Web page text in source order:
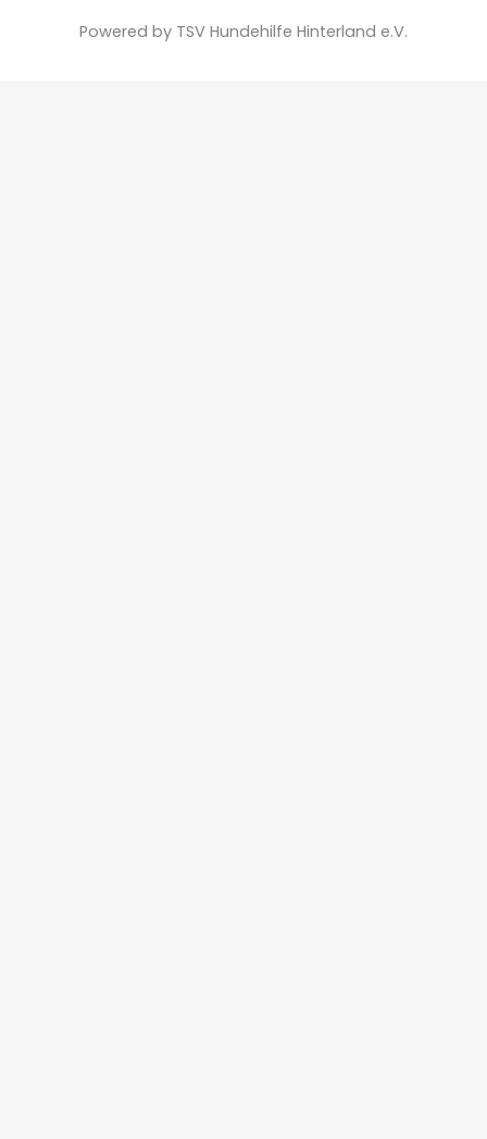
Powered by TSV Hundehilfe Hinterland e.V.